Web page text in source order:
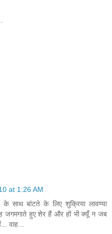
at 1:26 AM
साथ बांटते के लिए शुक्रिया लावण्या
जगमगाते हुए शेर हैं और हों भी क्यूँ न जब
वाह...